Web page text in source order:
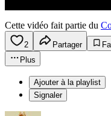
Cette vidéo fait partie du
2 Partager
Plus
Ajouter à la playlist
Signaler